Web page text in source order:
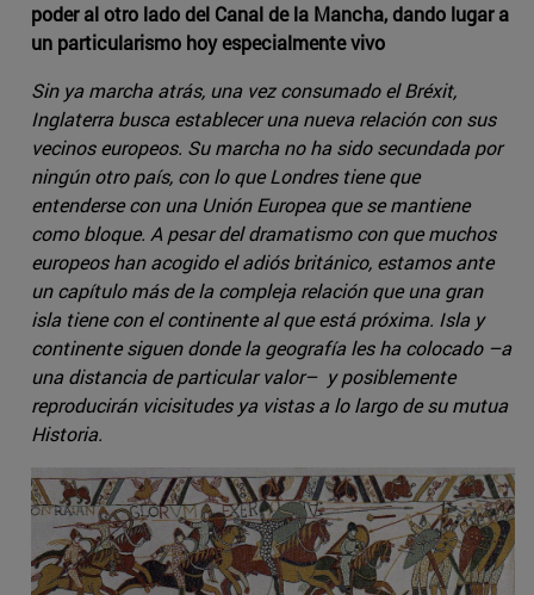
poder al otro lado del Canal de la Mancha, dando lugar a
un particularismo hoy especialmente vivo
Sin ya marcha atrás, una vez consumado el Bréxit,
Inglaterra busca establecer una nueva relación con sus
vecinos europeos. Su marcha no ha sido secundada por
ningún otro país, con lo que Londres tiene que
entenderse con una Unión Europea que se mantiene
como bloque. A pesar del dramatismo con que muchos
europeos han acogido el adiós británico, estamos ante
un capítulo más de la compleja relación que una gran
isla tiene con el continente al que está próxima. Isla y
continente siguen donde la geografía les ha colocado –a
una distancia de particular valor– y posiblemente
reproducirán vicisitudes ya vistas a lo largo de su mutua
Historia.